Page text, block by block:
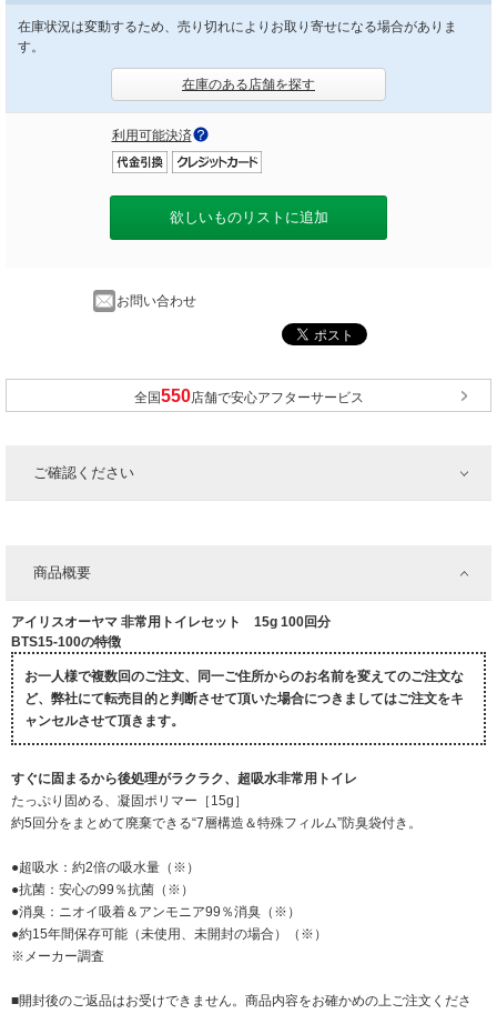
在庫状況は変動するため、売り切れによりお取り寄せになる場合がありま
す。
在庫のある店舗を探す
利用可能決済
欲しいものリストに追加
お問い合わせ
全国 店舗で安心アフターサービス
ご確認ください
商品概要
アイリスオーヤマ 非常用トイレセット 15g 100回分
BTS15-100の特徴
お一人様で複数回のご注文、同一ご住所からのお名前を変えてのご注文な
ど、弊社にて転売目的と判断させて頂いた場合につきましてはご注文をキ
ャンセルさせて頂きます。
すぐに固まるから後処理がラクラク、超吸水非常用トイレ
たっぷり固める、凝固ポリマー［15g］
約5回分をまとめて廃棄できる“7層構造＆特殊フィルム”防臭袋付き。
●超吸水：約2倍の吸水量（※）
●抗菌：安心の99％抗菌（※）
●消臭：ニオイ吸着＆アンモニア99％消臭（※）
●約15年間保存可能（未使用、未開封の場合）（※）
※メーカー調査
■開封後のご返品はお受けできません。商品内容をお確かめの上ご注文くださ